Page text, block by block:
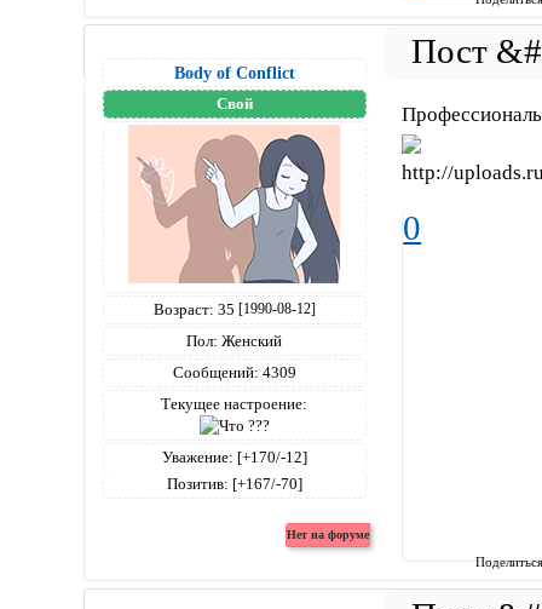
Body of Conflict
Свой
Возраст: 35 [1990-08-12]
Пол: Женский
Сообщений: 4309
Текущее настроение:
Уважение: [+170/-12]
Позитив: [+167/-70]
0